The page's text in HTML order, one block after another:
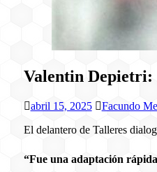
Valentin Depietri:
abril 15, 2025 Facundo
El delantero de Talleres
“Fue una adaptación